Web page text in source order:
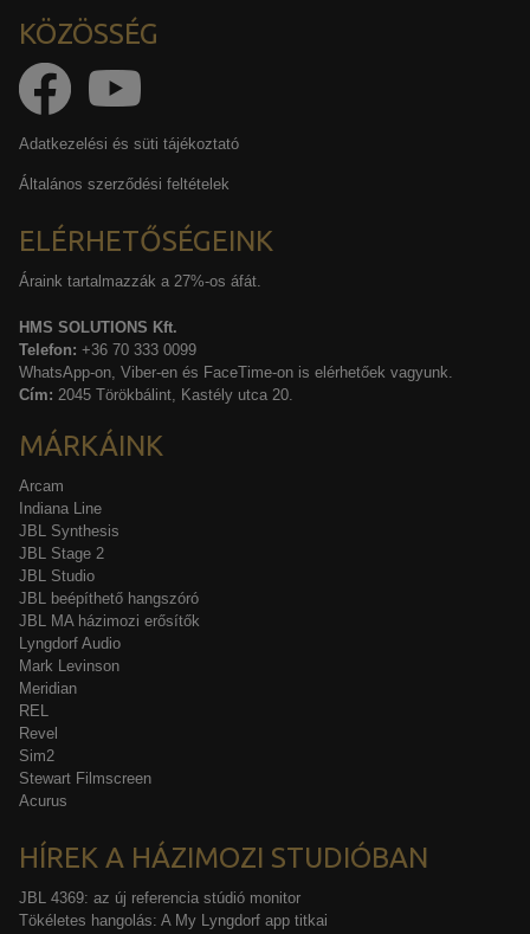
KÖZÖSSÉG
Adatkezelési és süti tájékoztató
Általános szerződési feltételek
ELÉRHETŐSÉGEINK
Áraink tartalmazzák a 27%-os áfát.
HMS SOLUTIONS Kft.
Telefon: +36 70 333 0099
WhatsApp-on, Viber-en és FaceTime-on is elérhetőek vagyunk.
Cím: 2045 Törökbálint, Kastély utca 20.
MÁRKÁINK
Arcam
Indiana Line
JBL Synthesis
JBL Stage 2
JBL Studio
JBL beépíthető hangszóró
JBL MA házimozi erősítők
Lyngdorf Audio
Mark Levinson
Meridian
REL
Revel
Sim2
Stewart Filmscreen
Acurus
HÍREK A HÁZIMOZI STUDIÓBAN
JBL 4369: az új referencia stúdió monitor
Tökéletes hangolás: A My Lyngdorf app titkai